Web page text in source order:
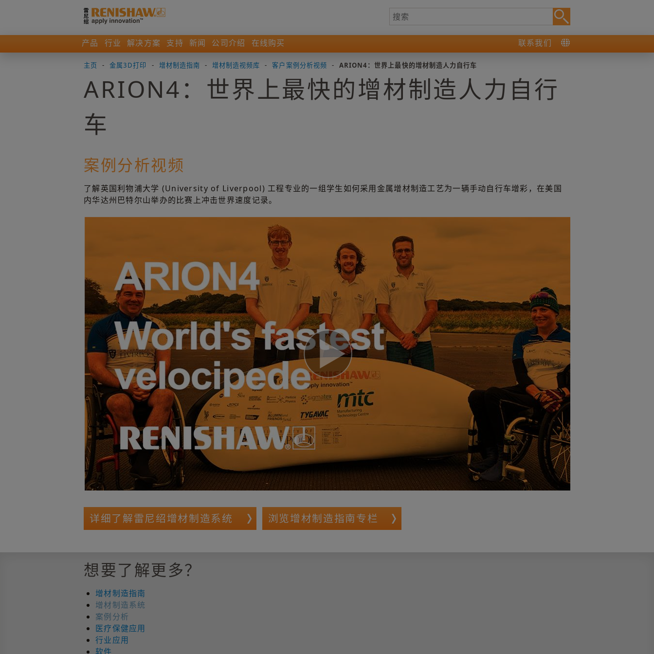
产品 行业 解决方案 支持 新闻 公司介绍 在线购买 联系我们
主页 - 金属3D打印 - 增材制造指南 - 增材制造视频库 - 客户案例分析视频 - ARION4：世界上最快的增材制造人力自行车
ARION4：世界上最快的增材制造人力自行
车
案例分析视频
了解英国利物浦大学 (University of Liverpool) 工程专业的一组学生如何采用金属增材制造工艺为一辆手动自行车增彩，在美国
内华达州巴特尔山举办的比赛上冲击世界速度记录。
详细了解雷尼绍增材制造系统 浏览增材制造指南专栏
想要了解更多？
增材制造指南
增材制造系统
案例分析
医疗保健应用
行业应用
软件